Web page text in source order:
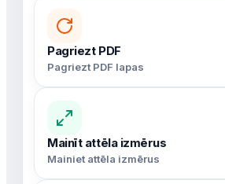
Pagriezt PDF
Pagriezt PDF lapas
Mainīt attēla izmērus
Mainiet attēla izmērus